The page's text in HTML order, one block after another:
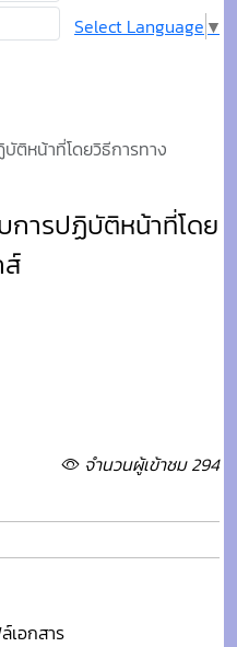
Select Language ▼
ติหน้าที่โดยวิธีการทาง
การปฏิบัติหน้าที่โดย
จำนวนผู้เข้าชม 294
เอกสาร